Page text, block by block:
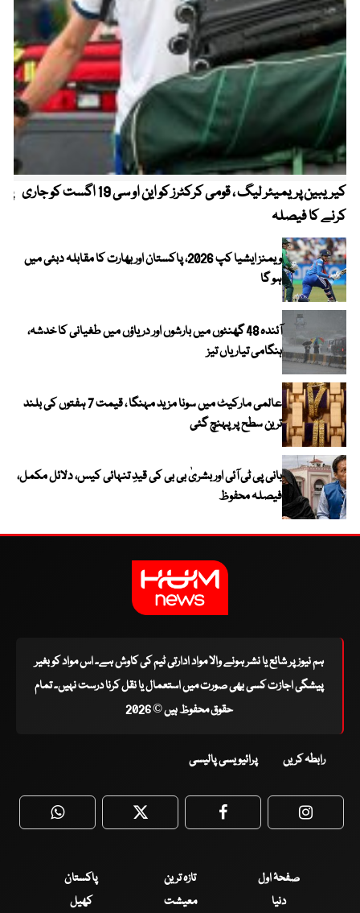
کیریبین پریمیئر لیگ ، قومی کرکٹرز کو این او سی 19 اگست کو جاری
کرنے کا فیصلہ
ویمنز ایشیا کپ 2026، پاکستان اور بھارت کا مقابلہ دبئی میں
ہو گا
آئندہ 48 گھنٹوں میں بارشوں اور دریاؤں میں طغیانی کا خدشہ،
ہنگامی تیاریاں تیز
عالمی مارکیٹ میں سونا مزید مہنگا ، قیمت 7 ہفتوں کی بلند
ترین سطح پر پہنچ گئی
بانی پی ٹی آئی اور بشریٰ بی بی کی قیدِ تنہائی کیس، دلائل مکمل،
فیصلہ محفوظ
ہم نیوز پر شائع یا نشر ہونے والا مواد ادارتی ٹیم کی کاوش ہے۔ اس مواد کو بغیر
پیشگی اجازت کسی بھی صورت میں استعمال یا نقل کرنا درست نہیں۔ تمام
حقوق محفوظ ہیں © 2026
رابطہ کریں پرائیویسی پالیسی
WhatsApp Twitter Facebook
صفحۂ اول تازہ ترین
پاکستان
دنیا
معیشت کھیل